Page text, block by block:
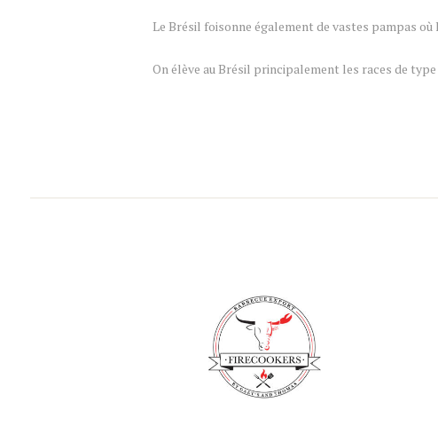
Le Brésil foisonne également de vastes pampas
On élève au Brésil principalement les races de